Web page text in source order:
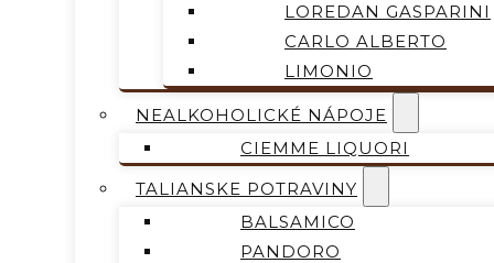
LOREDAN GASPARINI
CARLO ALBERTO
LIMONIO
NEALKOHOLICKÉ NÁPOJE
CIEMME LIQUORI
TALIANSKE POTRAVINY
BALSAMICO
PANDORO